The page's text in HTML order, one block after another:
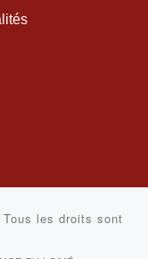
Tous les droits sont